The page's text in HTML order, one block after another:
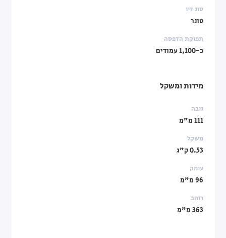
סוג דיו
טונר
תפוקת הדפסה
כ-1,100 עמודים
מידות ומשקל
גובה
111 מ"מ
משקל
0.53 ק"ג
עומק
96 מ"מ
רוחב
363 מ"מ